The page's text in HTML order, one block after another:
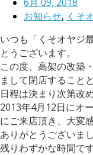
お知らせ, くそ
いつも「くそオヤジ
とうございます。
この度、高架の改築
まして閉店すること
日程は決まり次第改
2013年4月12日にオ
にご来店頂き、大変
ありがとうございまし
残りわずかな時間で